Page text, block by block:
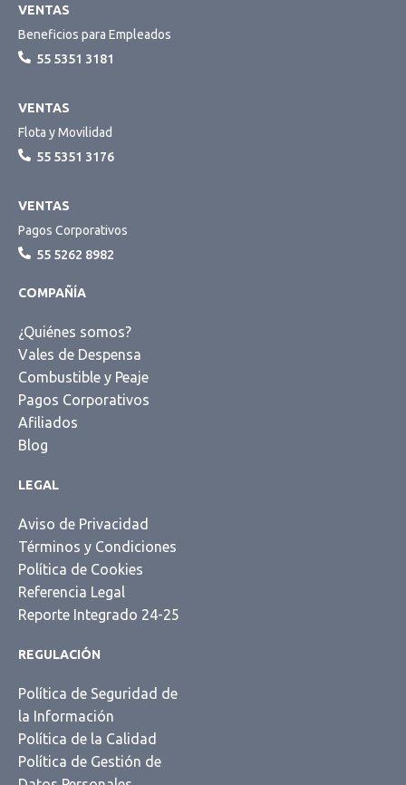
VENTAS
Beneficios para Empleados
55 5351 3181
VENTAS
Flota y Movilidad
55 5351 3176
VENTAS
Pagos Corporativos
55 5262 8982
COMPAÑÍA
¿Quiénes somos?
Vales de Despensa
Combustible y Peaje
Pagos Corporativos
Afiliados
Blog
LEGAL
Aviso de Privacidad
Términos y Condiciones
Política de Cookies
Referencia Legal
Reporte Integrado 24-25
REGULACIÓN
Política de Seguridad de
la Información
Política de la Calidad
Política de Gestión de